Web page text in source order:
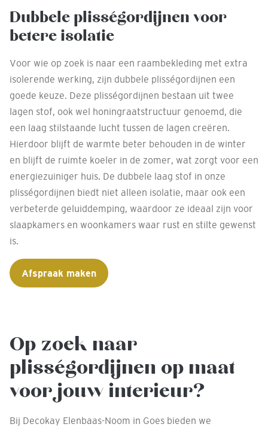
Dubbele plisségordijnen voor
betere isolatie
Voor wie op zoek is naar een raambekleding met extra
isolerende werking, zijn dubbele plisségordijnen een
goede keuze. Deze plisségordijnen bestaan uit twee
lagen stof, ook wel honingraatstructuur genoemd, die
een laag stilstaande lucht tussen de lagen creëren.
Hierdoor blijft de warmte beter behouden in de winter
en blijft de ruimte koeler in de zomer, wat zorgt voor een
energiezuiniger huis. De dubbele laag stof in onze
plisségordijnen biedt niet alleen isolatie, maar ook een
verbeterde geluiddemping, waardoor ze ideaal zijn voor
slaapkamers en woonkamers waar rust en stilte gewenst
is.
Afspraak maken
Op zoek naar
plisségordijnen op maat
voor jouw interieur?
Bij Decokay Elenbaas-Noom in Goes bieden we